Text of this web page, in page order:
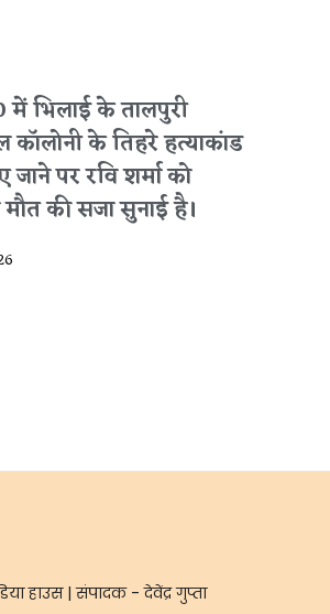
में भिलाई के तालपुरी
के तिहरे हत्याकांड
जाने पर रवि शर्मा को
की सजा सुनाई है।
हाउस | संपादक - देवेंद्र गुप्ता